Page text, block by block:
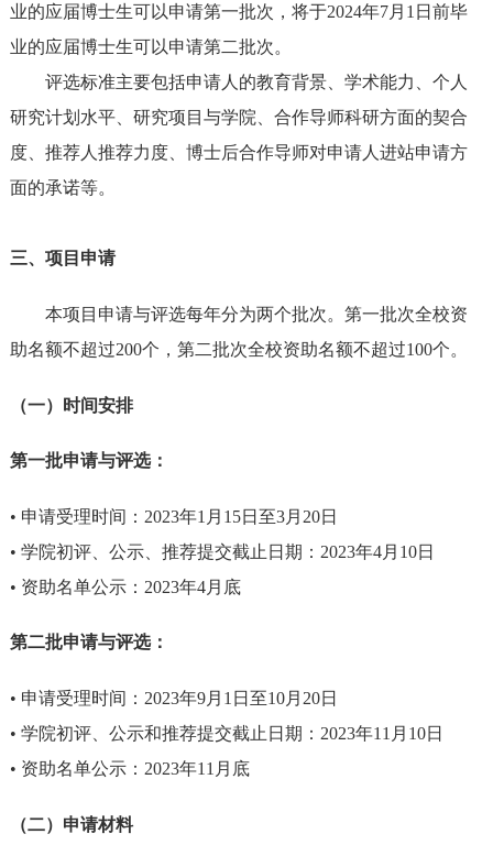
业的应届博士生可以申请第一批次，将于2024年7月1日前毕
业的应届博士生可以申请第二批次。
评选标准主要包括申请人的教育背景、学术能力、个人
研究计划水平、研究项目与学院 、合作导师科研方面的契合
度、推荐人推荐力度、博士后合作导师对申请人进站申请方
面的承诺等。
三、项目申请
本项目申请与评选每年分为两个批次。第一批次全校资
助名额不超过200个，第二批次全校资助名额不超过100个。
（一）时间安排
第一批申请与评选：
• 申请受理时间：2023年1月15日至3月20日
• 学院初评、公示、推荐提交截止日期：2023年4月10日
• 资助名单公示：2023年4月底
第二批申请与评选：
• 申请受理时间：2023年9月1日至10月20日
• 学院初评、公示和推荐提交截止日期：2023年11月10日
• 资助名单公示：2023年11月底
（二）申请材料